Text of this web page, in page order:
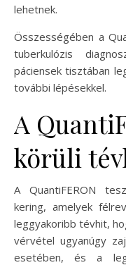
lehetnek.
Összességében a
tuberkulózis
páciensek tisztában
további lépésekkel.
A
körüli
A QuantiFERON
kering, amelyek
leggyakoribb tévhit,
vérvétel ugyanúgy
esetében, és a